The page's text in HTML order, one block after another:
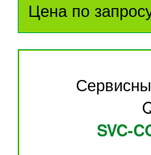
Цена по
SVC-